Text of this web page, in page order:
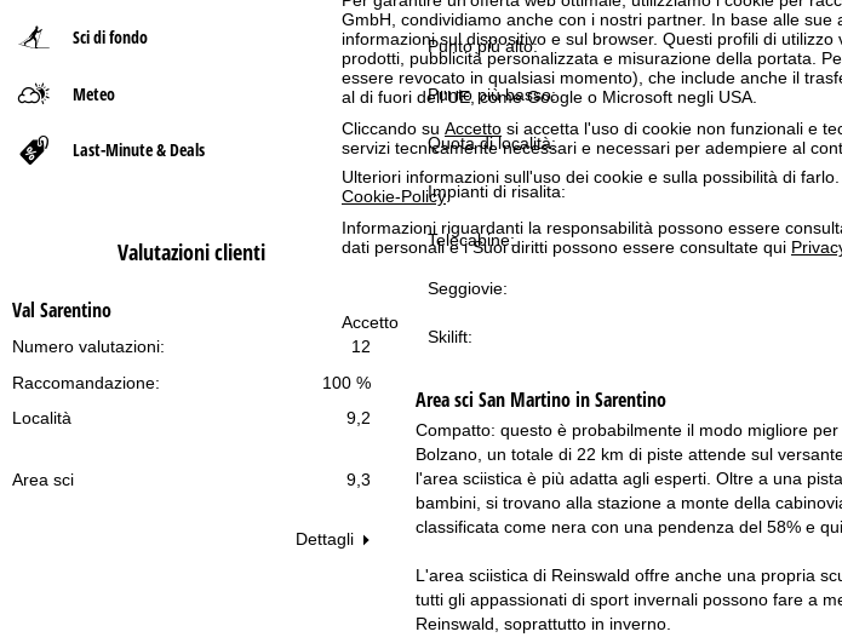
GmbH, condividiamo anche con i nostri partner. In base alle
informazioni sul dispositivo e sul browser. Questi profili di
prodotti, pubblicità personalizzata e misurazione della portata.
essere revocato in qualsiasi momento), che include anche il
al di fuori dell'UE, come Google o Microsoft negli USA.
Cliccando su Accetto si accetta l'uso di cookie non funzionali e
servizi tecnicamente necessari e necessari per adempiere al
Ulteriori informazioni sull'uso dei cookie e sulla possibilità di
Cookie-Policy.
Informazioni riguardanti la responsabilità possono essere
dati personali e i Suoi diritti possono essere consultate qui
Accetto
Sci di fondo
Meteo
Last-Minute & Deals
Valutazioni clienti
Val Sarentino
12
Numero valutazioni:
100 %
Raccomandazione:
Località
9,2
Area sci 9,3
Dettagli
p
a
g
e
Punto più alto:
Punto più basso:
Quota di località:
Impianti di risalita:
Telecabine:
Seggiovie:
Skilift:
Area sci San Martino in Sarentino
Compatto: questo è probabilmente il modo migliore
Bolzano, un totale di 22 km di piste attende sul
l'area sciistica è più adatta agli esperti. Oltre a una
bambini, si trovano alla stazione a monte della
classificata come nera con una pendenza del 58% e
L'area sciistica di Reinswald offre anche una propria
tutti gli appassionati di sport invernali possono fare a
Reinswald, soprattutto in inverno.